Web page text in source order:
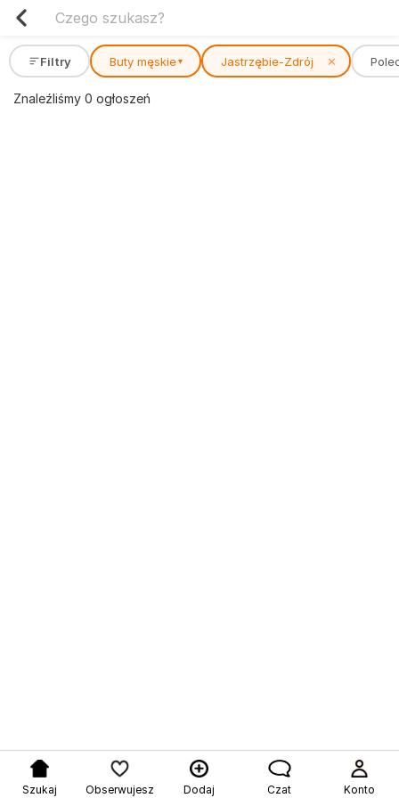
Filtry Buty męskie ▾ Jastrzębie-Zdrój ✕
Znaleźliśmy 0 ogłoszeń
Szukaj Obserwujesz Dodaj Czat Konto